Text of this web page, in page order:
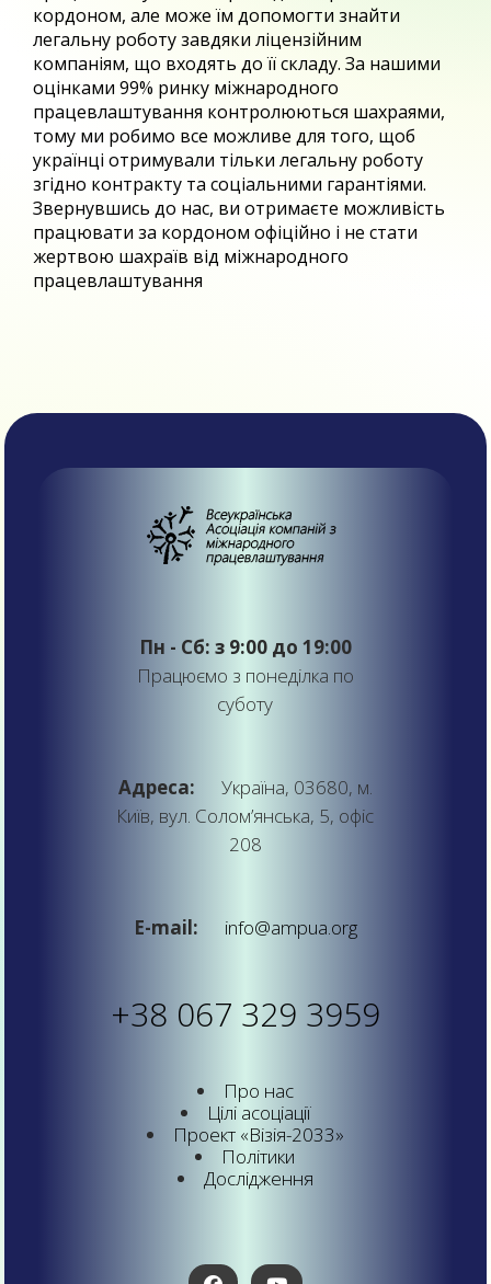
кордоном, але може їм допомогти знайти
легальну роботу завдяки ліцензійним
компаніям, що входять до її складу. За нашими
оцінками 99% ринку міжнародного
працевлаштування контролюються шахраями,
тому ми робимо все можливе для того, щоб
українці отримували тільки легальну роботу
згідно контракту та соціальними гарантіями.
Звернувшись до нас, ви отримаєте можливість
працювати за кордоном офіційно і не стати
жертвою шахраїв від міжнародного
працевлаштування
Пн - Сб: з 9:00 до 19:00
Працюємо з понеділка по
суботу
Адреса:
Україна, 03680, м.
Київ, вул. Солом’янська, 5, офіс
208
E-mail: info@ampua.org
+38 067 329 3959
Про нас
Цілі асоціації
Проект «Візія-2033»
Політики
Дослідження